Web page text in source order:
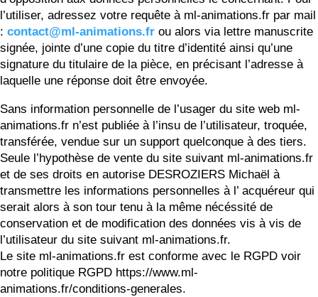
l’utiliser, adressez votre requête à ml-animations.fr par mail
: contact@ml-animations.fr ou alors via lettre manuscrite
signée, jointe d’une copie du titre d’identité ainsi qu’une
signature du titulaire de la pièce, en précisant l’adresse à
laquelle une réponse doit être envoyée.
Sans information personnelle de l’usager du site web ml-
animations.fr n’est publiée à l’insu de l’utilisateur, troquée,
transférée, vendue sur un support quelconque à des tiers.
Seule l’hypothèse de vente du site suivant ml-animations.fr
et de ses droits en autorise DESROZIERS Michaël à
transmettre les informations personnelles à l’ acquéreur qui
serait alors à son tour tenu à la même nécéssité de
conservation et de modification des données vis à vis de
l’utilisateur du site suivant ml-animations.fr.
Le site ml-animations.fr est conforme avec le RGPD voir
notre politique RGPD https://www.ml-
animations.fr/conditions-generales.